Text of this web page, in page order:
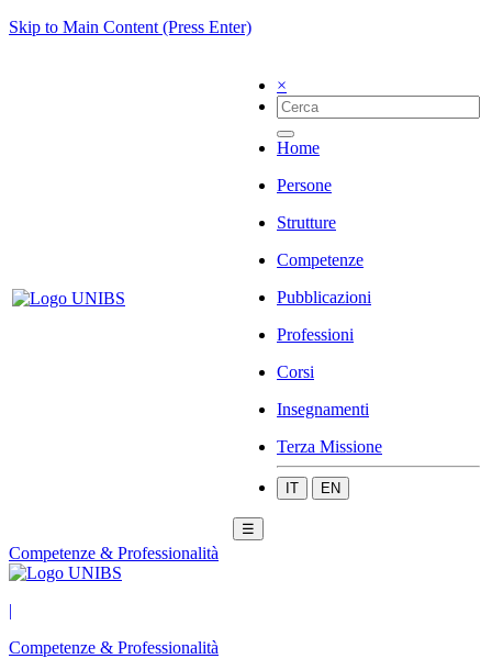
Skip to Main Content (Press Enter)
×
Home
Persone
Strutture
Competenze
Pubblicazioni
Professioni
Corsi
Insegnamenti
Terza Missione
IT EN
☰
Competenze & Professionalità
|
Competenze & Professionalità